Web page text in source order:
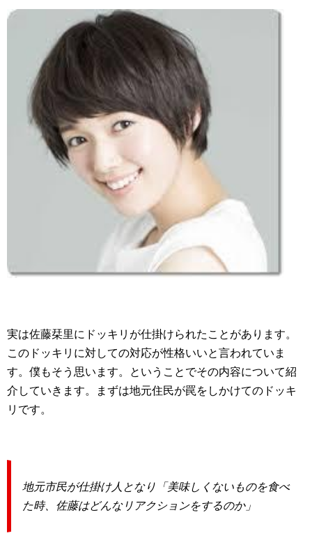
実は佐藤栞里にドッキリが仕掛けられたことがあります。
このドッキリに対しての対応が性格いいと言われていま
す。僕もそう思います。ということでその内容について紹
介していきます。まずは地元住民が罠をしかけてのドッキ
リです。
地元市民が仕掛け人となり「美味しくないものを食べ
た時、佐藤はどんなリアクションをするのか」